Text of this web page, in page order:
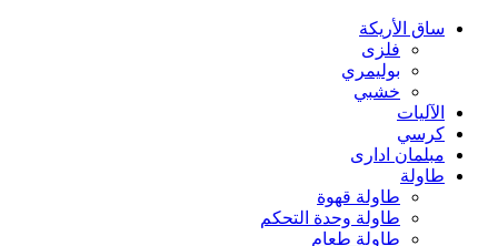
ساق الأريكة
فلزی
بوليمري
خشبي
الآليات
كرسي
مبلمان اداری
طاولة
طاولة قهوة
طاولة وحدة التحكم
طاولة طعام